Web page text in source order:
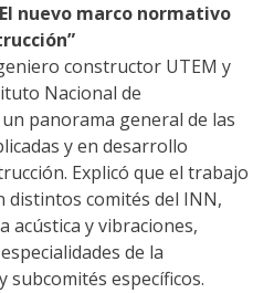
nuevo marco normativo
constructor UTEM y
Nacional de
panorama general de las
y en desarrollo
Explicó que el trabajo
distintos comités del INN,
acústica y vibraciones,
de la
subcomités específicos.